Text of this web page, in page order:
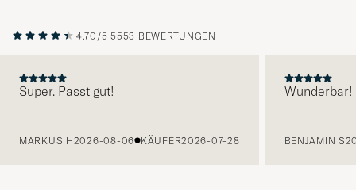
4.70/5 5553 BEWERTUNGEN
Super. Passt gut!
MARKUS H2026-08-06 KÄUFER2026-07-28
Wunderbar!
BENJAMIN S